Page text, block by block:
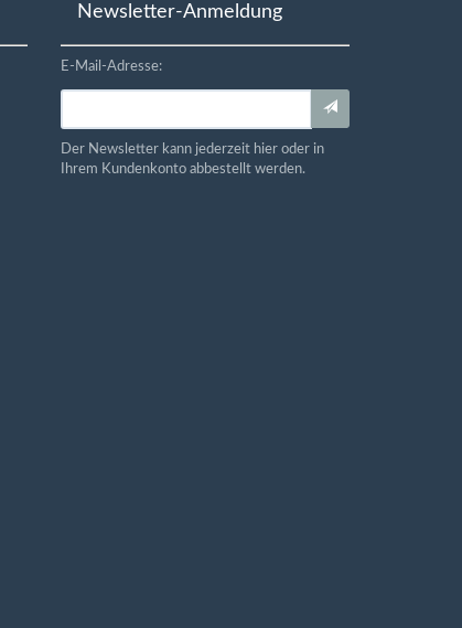
Newsletter-Anmeldung
E-Mail-Adresse:
Der Newsletter kann jederzeit hier oder in
Ihrem Kundenkonto abbestellt werden.